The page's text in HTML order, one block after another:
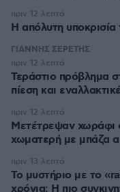
Η απόλυτη
πριν 12 λεπτά
ΓΙΑΝΝΗΣ ΣΕΡΕΤΗΣ
Τεράστιο πρόβλημα
πίεση και
πριν 12 λεπτά
Μετέτρεψαν χωράφι
χωματερή με μπάζα
πριν 12 λεπτά
Το μυστήριο με το
χρόνια: Η πιο
πριν 13 λεπτά